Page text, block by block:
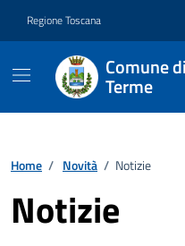
Regione Toscana
Comune
Terme
Home / Novità / Notizie
Notizie